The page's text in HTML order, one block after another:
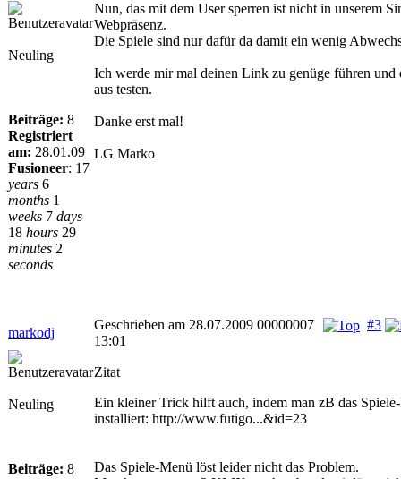
Neuling
Beiträge: 8
Registriert
am: 28.01.09
Fusioneer: 17
years 6
months 1
weeks 7 days
18 hours 29
minutes 2
seconds
Nun, das mit dem User sperren ist nicht in unserem
Webpräsenz.
Die Spiele sind nur dafür da damit ein wenig
Ich werde mir mal deinen Link zu genüge führen und
aus testen.
Danke erst mal!
LG Marko
markodj
#3
Geschrieben am 28.07.2009 00000007
13:01
Neuling
Beiträge: 8
Zitat
Ein kleiner Trick hilft auch, indem man zB das
installiert: http://www.futigo...&id=23
Das Spiele-Menü löst leider nicht das Problem.